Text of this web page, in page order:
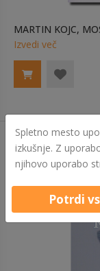
MARTIN KOJC,
Izvedi več
Spletno mesto
izkušnje. Z
njihovo uporabo
Potrdi